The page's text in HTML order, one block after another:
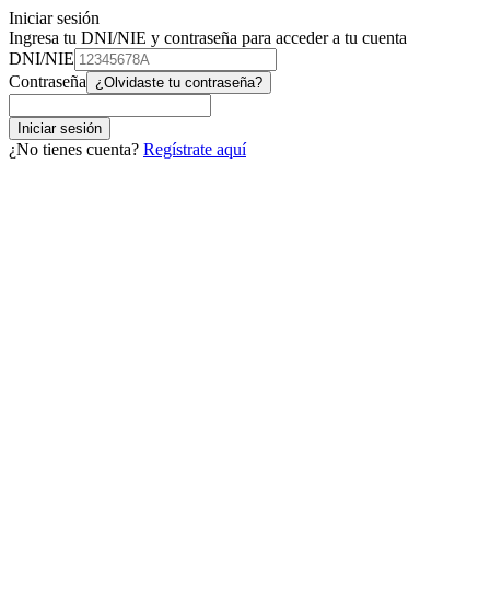
Iniciar sesión
Ingresa tu DNI/NIE y contraseña para acceder a tu cuenta
DNI/NIE
Contraseña ¿Olvidaste tu contraseña?
Iniciar sesión
¿No tienes cuenta? Regístrate aquí